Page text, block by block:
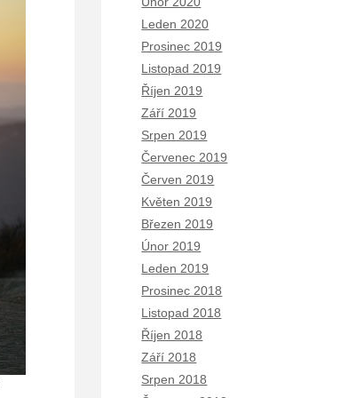
Leden 2020
Prosinec 2019
Listopad 2019
Říjen 2019
Září 2019
Srpen 2019
Červenec 2019
Červen 2019
Květen 2019
Březen 2019
Únor 2019
Leden 2019
Prosinec 2018
Listopad 2018
Říjen 2018
Září 2018
Srpen 2018